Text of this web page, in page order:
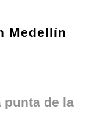
Medellín
punta de la